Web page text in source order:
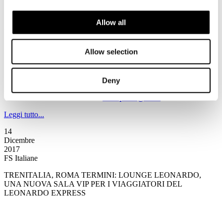
Allow all
Allow selection
Deny
FS Italiane
AMORE BINARIO: NUOVE STORIE SCELTE E RACCOLTE
DIRETTAMENTE IN STAZIONE
da Paolo Labati per la nuova stagione di Amore binario
durante le festività natalizie
prima tappa – oggi 15 dicembre – a Napoli Centrale
continua il viaggio di Caterpillar RaiRadio2 e FS Italiane
Leggi tutto...
14
Dicembre
2017
FS Italiane
TRENITALIA, ROMA TERMINI: LOUNGE LEONARDO,
UNA NUOVA SALA VIP PER I VIAGGIATORI DEL
LEONARDO EXPRESS